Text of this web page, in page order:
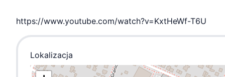
https://www.youtube.com/watch?v=KxtHeWf-T6U
Lokalizacja